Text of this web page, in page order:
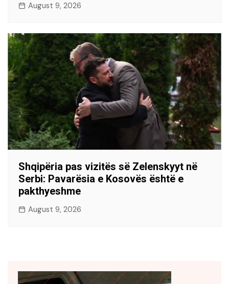
August 9, 2026
Shqipëria pas vizitës së Zelenskyyt në
Serbi: Pavarësia e Kosovës është e
pakthyeshme
August 9, 2026